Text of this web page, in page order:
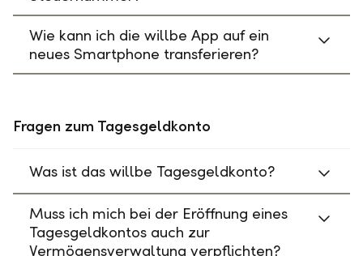
Wie kann ich die willbe App auf ein
neues Smartphone transferieren?
Fragen zum Tagesgeldkonto
Was ist das willbe Tagesgeldkonto?
Muss ich mich bei der Eröffnung eines
Tagesgeldkontos auch zur
Vermögensverwaltung verpflichten?